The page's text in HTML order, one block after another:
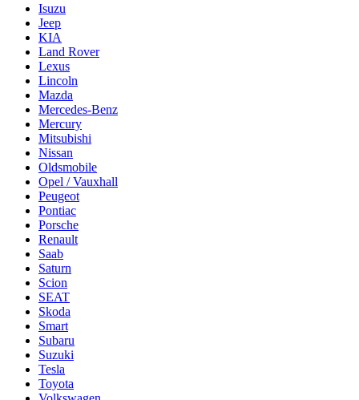
Isuzu
Jeep
KIA
Land Rover
Lexus
Lincoln
Mazda
Mercedes-Benz
Mercury
Mitsubishi
Nissan
Oldsmobile
Opel / Vauxhall
Peugeot
Pontiac
Porsche
Renault
Saab
Saturn
Scion
SEAT
Skoda
Smart
Subaru
Suzuki
Tesla
Toyota